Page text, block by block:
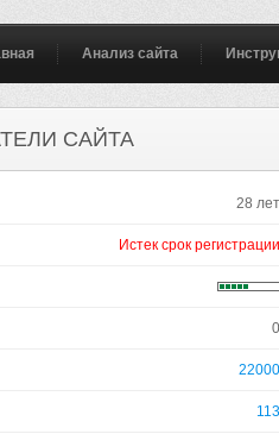
Анализ сайта
САЙТА
28 лет
Истек срок регистрации
0
22000
113